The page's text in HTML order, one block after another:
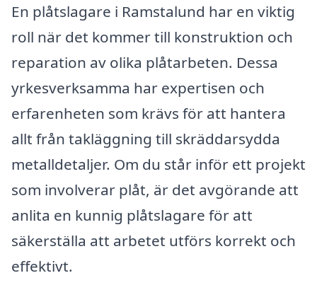
En plåtslagare i Ramstalund har en viktig
roll när det kommer till konstruktion och
reparation av olika plåtarbeten. Dessa
yrkesverksamma har expertisen och
erfarenheten som krävs för att hantera
allt från takläggning till skräddarsydda
metalldetaljer. Om du står inför ett projekt
som involverar plåt, är det avgörande att
anlita en kunnig plåtslagare för att
säkerställa att arbetet utförs korrekt och
effektivt.